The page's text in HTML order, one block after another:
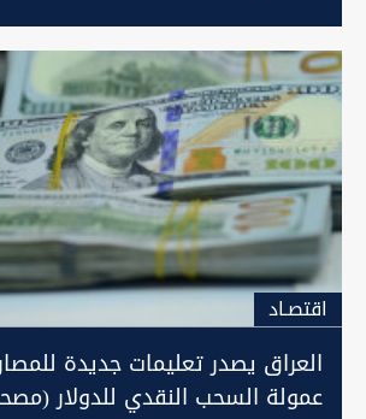
اقتصـاد
العراق يصدر تعليمات جديدة
عمولة السحب النقدي للدولار